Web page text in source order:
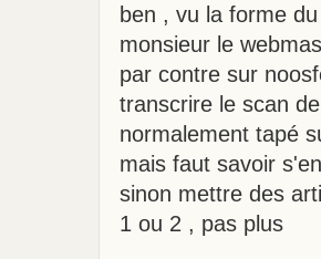
ben , vu la forme
monsieur le
par contre sur
transcrire le scan
normalement tapé
mais faut savoir
sinon mettre des
1 ou 2 , pas plus